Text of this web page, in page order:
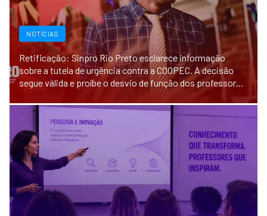
NOTÍCIAS
Retificação: Sinpro Rio Preto esclarece informação
sobre a tutela de urgência contra a COOPEC. A decisão
segue válida e proíbe o desvio de função dos professores